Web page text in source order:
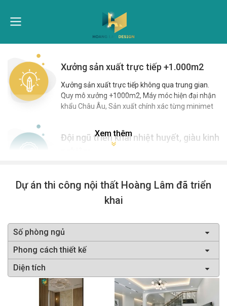
Xưởng sản xuất trực tiếp +1.000m2
Xưởng sản xuất trực tiếp không qua trung gian.
Quy mô xưởng +1000m2, Máy móc hiện đại nhận
khẩu Châu Âu, Sản xuất chính xác từng minimet
Đội ngũ triển khai nhiệt huyết, giàu kinh
năm kinh nghiệm. Thợ thi công, triển khai tay nghề
cao. Đảm bảo chất lượng tuyệt đối cho công trình
+500 công trình đã thi công hoàn thiện
Triển khai +500 công trình thi công hoàn thiện:
Chung cư, nhà phố, biệt thự, liền kề... đem lại sự hài
lòng tuyệt đối với khách hàng
Chế độ bảo hành, bảo trì dài hạn
Xem thêm
Dự án thi công nội thất Hoàng Lâm đã triển
khai